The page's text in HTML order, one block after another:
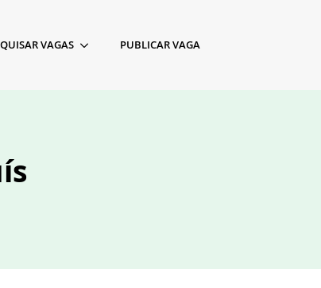
VAGAS PUBLICAR VAGA